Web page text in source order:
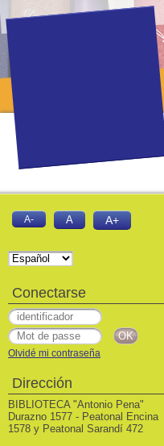
A- A A+
Conectarse
Olvidé mi contraseña
Dirección
BIBLIOTECA "Antonio Pena"
Durazno 1577 - Peatonal Encina
1578 y Peatonal Sarandí 472